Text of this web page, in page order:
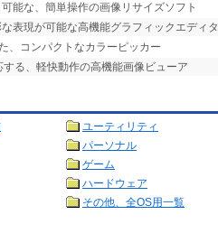
能な、簡単操作の画像リサイズソフト
表現が可能な高機能グラフィックエディタ
、コンパクトなカラーピッカー
る、軽快動作の高機能画像ビューア
ユーティリティ
パーソナル
ゲーム
ハードウェア
その他、全OS用一覧